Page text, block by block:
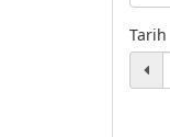
Tarih